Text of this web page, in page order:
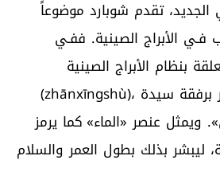
تقدم شوبارد موضوعاً
فـي الأبراج الصينية. ففـي
بنظام الأبراج الصينية
(zhānxīngshù)، يقيم الأرنب على القمر برفقة سيدة
ويمثل عنصر «الماء» كما يرمز
ليبشر بذلك بطول العمر والسلام